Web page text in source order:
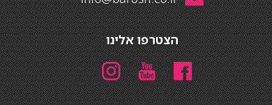
הצטרפו אלינו